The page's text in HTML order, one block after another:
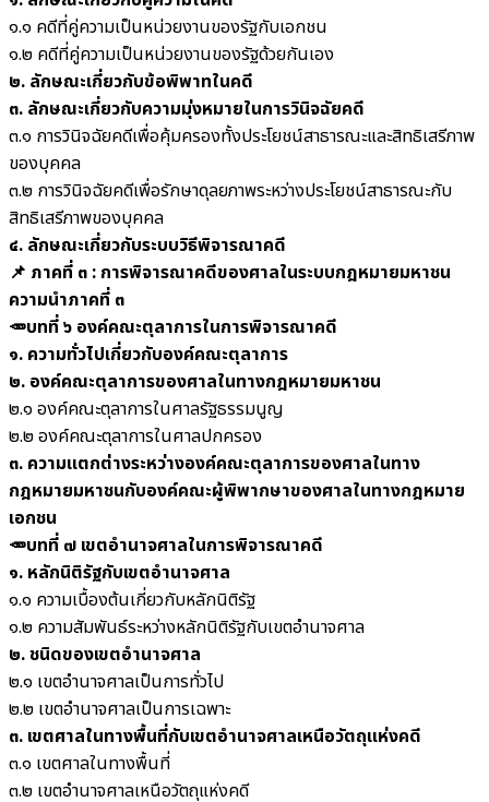
๑.๑ คดีที่คู่ความเป็นหน่วยงานของรัฐกับเอกชน
๑.๒ คดีที่คู่ความเป็นหน่วยงานของรัฐด้วยกันเอง
๒. ลักษณะเกี่ยวกับข้อพิพาทในคดี
๓. ลักษณะเกี่ยวกับความมุ่งหมายในการวินิจฉัยคดี
๓.๑ การวินิจฉัยคดีเพื่อคุ้มครองทั้งประโยชน์สาธารณะและสิทธิเสรีภาพ
ของบุคคล
๓.๒ การวินิจฉัยคดีเพื่อรักษาดุลยภาพระหว่างประโยชน์สาธารณะกับ
สิทธิเสรีภาพของบุคคล
๔. ลักษณะเกี่ยวกับระบบวิธีพิจารณาคดี
📌 ภาคที่ ๓ : การพิจารณาคดีของศาลในระบบกฎหมายมหาชน
ความนำภาคที่ ๓
🥕บทที่ ๖ องค์คณะตุลาการในการพิจารณาคดี
๑. ความทั่วไปเกี่ยวกับองค์คณะตุลาการ
๒. องค์คณะตุลาการของศาลในทางกฎหมายมหาชน
๒.๑ องค์คณะตุลาการในศาลรัฐธรรมนูญ
๒.๒ องค์คณะตุลาการในศาลปกครอง
๓. ความแตกต่างระหว่างองค์คณะตุลาการของศาลในทาง
กฎหมายมหาชนกับองค์คณะผู้พิพากษาของศาลในทางกฎหมาย
เอกชน
🥕บทที่ ๗ เขตอำนาจศาลในการพิจารณาคดี
๑. หลักนิติรัฐกับเขตอำนาจศาล
๑.๑ ความเบื้องต้นเกี่ยวกับหลักนิติรัฐ
๑.๒ ความสัมพันธ์ระหว่างหลักนิติรัฐกับเขตอำนาจศาล
๒. ชนิดของเขตอำนาจศาล
๒.๑ เขตอำนาจศาลเป็นการทั่วไป
๒.๒ เขตอำนาจศาลเป็นการเฉพาะ
๓. เขตศาลในทางพื้นที่กับเขตอำนาจศาลเหนือวัตถุแห่งคดี
๓.๑ เขตศาลในทางพื้นที่
๓.๒ เขตอำนาจศาลเหนือวัตถุแห่งคดี